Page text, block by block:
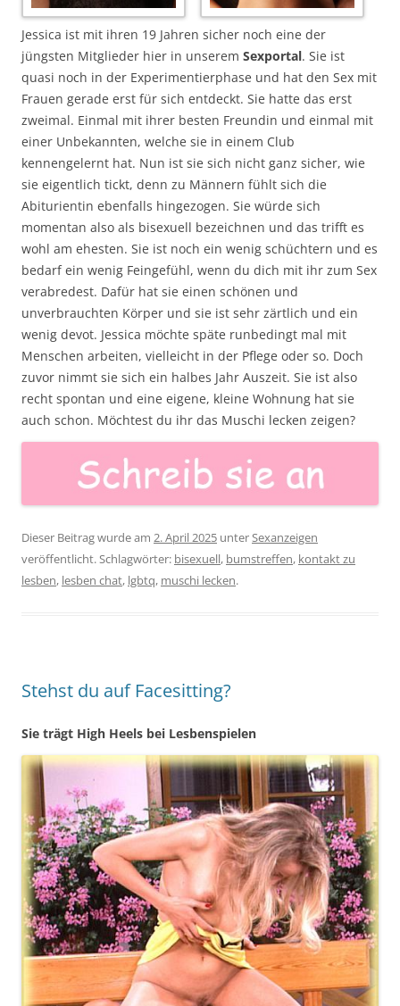
Jessica ist mit ihren 19 Jahren sicher noch eine der
jüngsten Mitglieder hier in unserem Sexportal. Sie ist
quasi noch in der Experimentierphase und hat den Sex mit
Frauen gerade erst für sich entdeckt. Sie hatte das erst
zweimal. Einmal mit ihrer besten Freundin und einmal mit
einer Unbekannten, welche sie in einem Club
kennengelernt hat. Nun ist sie sich nicht ganz sicher, wie
sie eigentlich tickt, denn zu Männern fühlt sich die
Abiturientin ebenfalls hingezogen. Sie würde sich
momentan also als bisexuell bezeichnen und das trifft es
wohl am ehesten. Sie ist noch ein wenig schüchtern und es
bedarf ein wenig Feingefühl, wenn du dich mit ihr zum Sex
verabredest. Dafür hat sie einen schönen und
unverbrauchten Körper und sie ist sehr zärtlich und ein
wenig devot. Jessica möchte späte runbedingt mal mit
Menschen arbeiten, vielleicht in der Pflege oder so. Doch
zuvor nimmt sie sich ein halbes Jahr Auszeit. Sie ist also
recht spontan und eine eigene, kleine Wohnung hat sie
auch schon. Möchtest du ihr das Muschi lecken zeigen?
Dieser Beitrag wurde am 2. April 2025 unter Sexanzeigen
veröffentlicht. Schlagwörter: bisexuell, bumstreffen, kontakt zu
lesben, lesben chat, lgbtq, muschi lecken.
Stehst du auf Facesitting?
Sie trägt High Heels bei Lesbenspielen